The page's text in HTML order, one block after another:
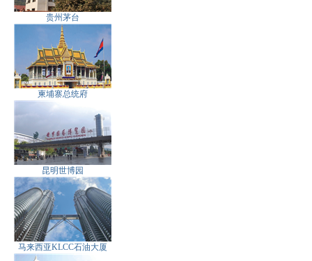
贵州茅台
柬埔寨总统府
昆明世博园
马来西亚KLCC石油大厦